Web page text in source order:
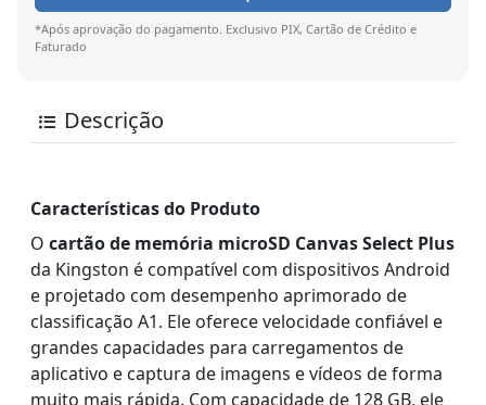
*Após aprovação do pagamento. Exclusivo PIX, Cartão de Crédito e
Faturado
Descrição
Características do Produto
O cartão de memória microSD Canvas Select Plus
da Kingston é compatível com dispositivos Android
e projetado com desempenho aprimorado de
classificação A1. Ele oferece velocidade confiável e
grandes capacidades para carregamentos de
aplicativo e captura de imagens e vídeos de forma
muito mais rápida. Com capacidade de 128 GB, ele